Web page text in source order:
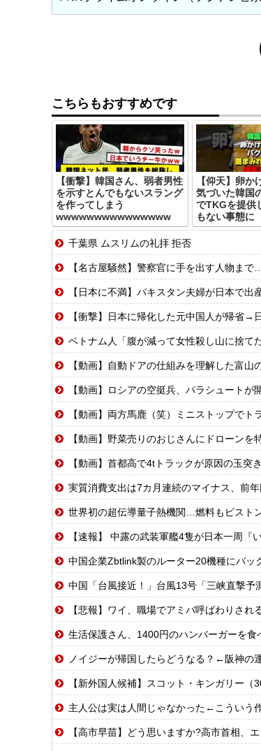
こちらもおすすめです
【衝撃】韓国さん、弱者男性
を示すとんでもないスラング
を作ってしまう
wwwwwwwwwwwwwww
【仰天】卵か
気づいた韓国
でTKGを提供
もない事態に
千葉県 ムスリムの礼拝 拒否
【名古屋騒然】警察官に手を出す人物ま
【日本に不満】パキスタン夫婦が日本で
【衝撃】日本に帰化した元中国人が帰省→
ベトナム人「腹が減って女性殺し山に捨てた
【動画】自動ドアの仕組みを理解した富山
【動画】ロシアの空挺兵、パラシュートが
【動画】両方馬鹿（笑）ミニストップでト
【動画】野菜売りのおじさんにドローンを
【動画】首都高で4tトラックが原因の玉突
実質消費支出は7カ月連続のマイナス、前
世界初の超伝導量子熱機関…燃料もピスト
【速報】 中露の武装軍艦4隻が日本一周『
中国企業Zbtlink製のルーター20機種にバ
中国「台風接近！」台風13号「三峡直撃予測」中国「上流大
【悲報】ワイ、職場でアミバ呼ばわりされ
生活保護さん、1400円のハンバーガーを食
ノイジーが帰国したらどうなる？←阪神の
【新外国人候補】スコット・キンガリー（30歳）右
主人公は実は人間じゃなかった←こういう
【高市早苗】どう思いますか?高市首相、